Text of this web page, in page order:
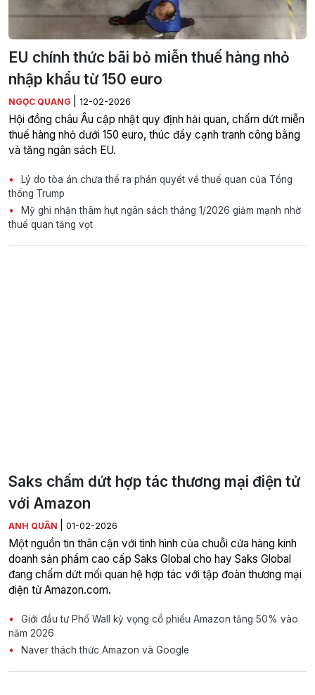
EU chính thức bãi bỏ miễn thuế hàng nhỏ
nhập khẩu từ 150 euro
NGỌC QUANG 12-02-2026
Hội đồng châu Âu cập nhật quy định hải quan, chấm dứt miễn
thuế hàng nhỏ dưới 150 euro, thúc đẩy cạnh tranh công bằng
và tăng ngân sách EU.
Lý do tòa án chưa thể ra phán quyết về thuế quan của Tổng
thống Trump
Mỹ ghi nhận thâm hụt ngân sách tháng 1/2026 giảm mạnh nhờ
thuế quan tăng vọt
Saks chấm dứt hợp tác thương mại điện tử
với Amazon
ANH QUÂN 01-02-2026
Một nguồn tin thân cận với tình hình của chuỗi cửa hàng kinh
doanh sản phẩm cao cấp Saks Global cho hay Saks Global
đang chấm dứt mối quan hệ hợp tác với tập đoàn thương mại
điện tử Amazon.com.
Giới đầu tư Phố Wall kỳ vọng cổ phiếu Amazon tăng 50% vào
năm 2026
Naver thách thức Amazon và Google